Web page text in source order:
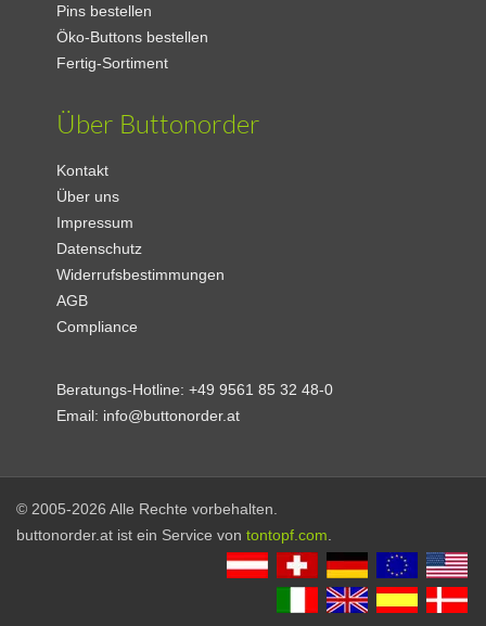
Pins bestellen
Öko-Buttons bestellen
Fertig-Sortiment
Über Buttonorder
Kontakt
Über uns
Impressum
Datenschutz
Widerrufsbestimmungen
AGB
Compliance
Beratungs-Hotline:+49 9561 85 32 48-0
Email: info@buttonorder.at
© 2005-2026 Alle Rechte vorbehalten.
buttonorder.at ist ein Service von tontopf.com